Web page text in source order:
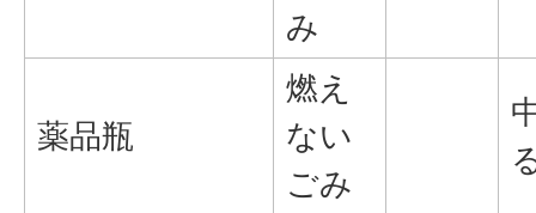
み
薬品瓶
燃え
ない
ごみ